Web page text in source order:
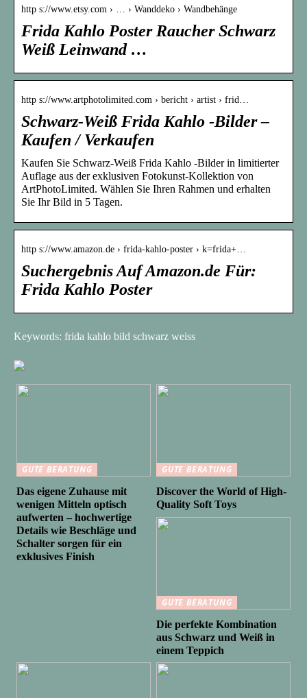
http s://www.etsy.com › … › Wanddeko › Wandbehänge
Frida Kahlo Poster Raucher Schwarz
Weiß Leinwand …
http s://www.artphotolimited.com › bericht › artist › frid…
Schwarz-Weiß Frida Kahlo -Bilder –
Kaufen / Verkaufen
Kaufen Sie Schwarz-Weiß Frida Kahlo -Bilder in limitierter
Auflage aus der exklusiven Fotokunst-Kollektion von
ArtPhotoLimited. Wählen Sie Ihren Rahmen und erhalten
Sie Ihr Bild in 5 Tagen.
http s://www.amazon.de › frida-kahlo-poster › k=frida+…
Suchergebnis Auf Amazon.de Für:
Frida Kahlo Poster
Keywords: frida kahlo bild schwarz weiss
GUTE BERATUNG
Das eigene Zuhause mit
wenigen Mitteln optisch
aufwerten – hochwertige
Details wie Beschläge und
Schalter sorgen für ein
exklusives Finish
GUTE BERATUNG
Discover the World of High-
Quality Soft Toys
GUTE BERATUNG
Die perfekte Kombination
aus Schwarz und Weiß in
einem Teppich